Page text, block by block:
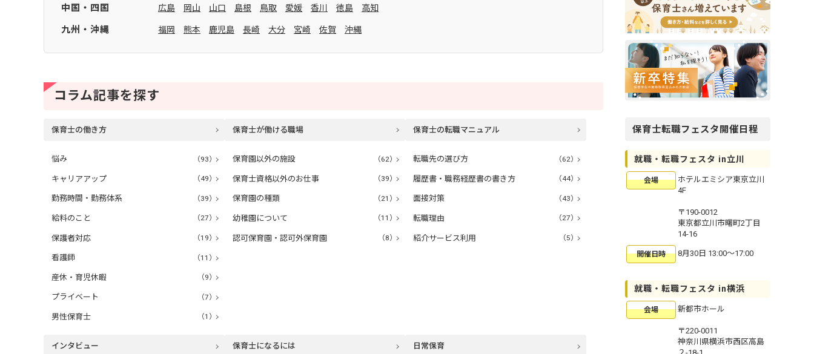
中国・四国 広島 岡山 山口 島根 鳥取 愛媛 香川 徳島 高知
九州・沖縄 福岡 熊本 鹿児島 長崎 大分 宮崎 佐賀 沖縄
コラム記事を探す
保育士の働き方
悩み （93）
キャリアアップ （49）
勤務時間・勤務体系 （39）
給料のこと （27）
保護者対応 （19）
看護師 （11）
産休・育児休暇 （9）
プライベート （7）
男性保育士 （1）
保育士が働ける職場
保育園以外の施設 （62）
保育士資格以外のお仕事 （39）
保育園の種類 （21）
幼稚園について （11）
認可保育園・認可外保育園 （8）
保育士の転職マニュアル
転職先の選び方 （62）
履歴書・職務経歴書の書き方 （44）
面接対策 （43）
転職理由 （27）
紹介サービス利用 （5）
インタビュー 保育士になるには 日常保育
保育士転職フェスタ開催日程
就職・転職フェスタ in立川
会場
ホテルエミシア東京立川
4F
〒190-0012
東京都立川市曙町2丁目
14-16
開催日時 8月30日 13:00〜17:00
就職・転職フェスタ in横浜
会場 新都市ホール
〒220-0011
神奈川県横浜市西区高島